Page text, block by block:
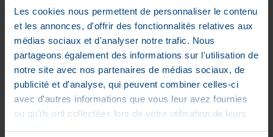
Les cookies nous permettent de personnaliser le contenu
et les annonces, d'offrir des fonctionnalités relatives aux
médias sociaux et d'analyser notre trafic. Nous
partageons également des informations sur l'utilisation de
notre site avec nos partenaires de médias sociaux, de
publicité et d'analyse, qui peuvent combiner celles-ci
avec d'autres informations que vous leur avez fournies
ou qu'ils ont collectées lors de votre utilisation de leurs